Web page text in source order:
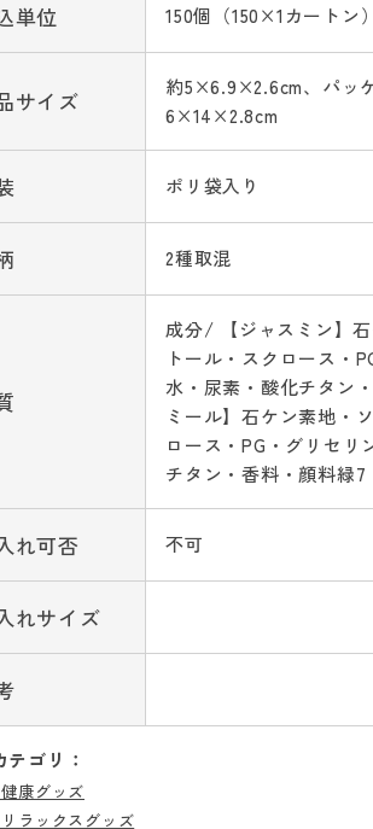
単位 150個（150×1カートン）
サイズ
約5×6.9×2.6cm、パッ
6×14×2.8cm
ポリ袋入り
2種取混
成分/ 【ジャスミン】
トール・スクロース・
水・尿素・酸化チタン
ミール】石ケン素地・
ロース・PG・グリセリ
チタン・香料・顔料緑7
れ可否 不可
れサイズ
テゴリ：
康グッズ
ラックスグッズ